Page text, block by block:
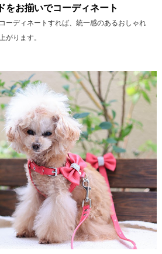
をお揃いでコーディネート
ーディネートすれば、統一感のあるおしゃれ
がります。